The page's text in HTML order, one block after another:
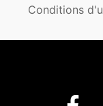
Conditions